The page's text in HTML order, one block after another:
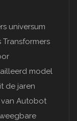
universum
model
de jaren
Autobot